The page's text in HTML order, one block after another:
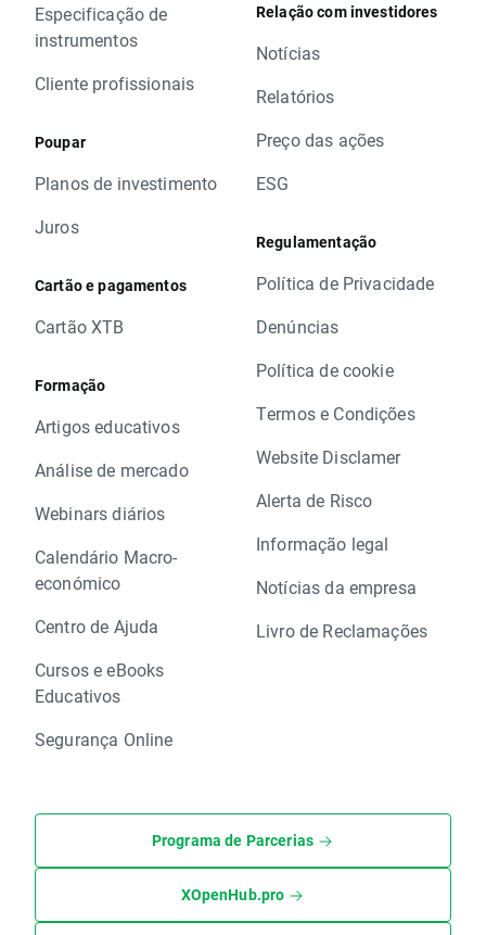
Especificação de
instrumentos
Cliente profissionais
Poupar
Planos de investimento
Juros
Cartão e pagamentos
Cartão XTB
Formação
Artigos educativos
Análise de mercado
Webinars diários
Calendário Macro-
económico
Centro de Ajuda
Cursos e eBooks
Educativos
Segurança Online
Relação com investidores
Notícias
Relatórios
Preço das ações
ESG
Regulamentação
Política de Privacidade
Denúncias
Política de cookie
Termos e Condições
Website Disclamer
Alerta de Risco
Informação legal
Notícias da empresa
Livro de Reclamações
Programa de Parcerias
XOpenHub.pro